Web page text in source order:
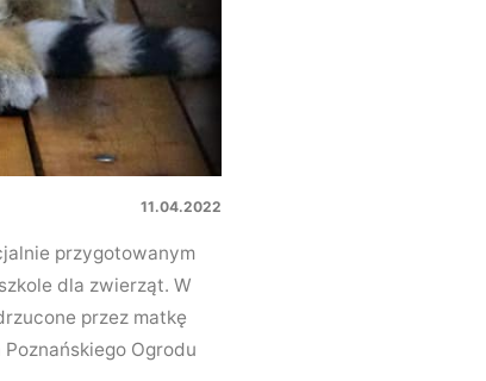
11.04.2022
przygotowanym
dla zwierząt. W
przez matkę
Ogrodu